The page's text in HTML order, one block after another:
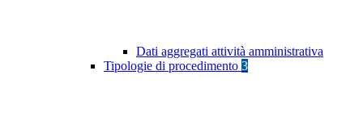
Dati aggregati attività amministrativa
Tipologie di procedimento 3